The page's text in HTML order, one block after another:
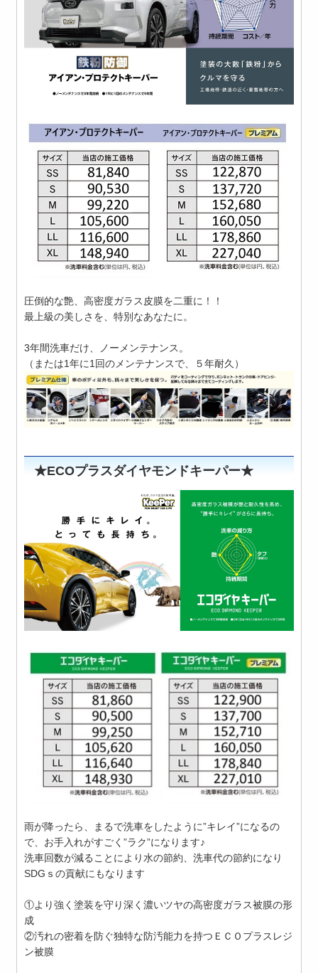
圧倒的な艶、高密度ガラス皮膜を二重に！！
最上級の美しさを、特別なあなたに。
3年間洗車だけ、ノーメンテナンス。
（または1年に1回のメンテナンスで、５年耐久）
★ECOプラスダイヤモンドキーパー★
雨が降ったら、まるで洗車をしたように”キレイ”になるの
で、お手入れがすごく”ラク”になります♪
洗車回数が減ることにより水の節約、洗車代の節約になり
SDGｓの貢献にもなります
①より強く塗装を守り深く濃いツヤの高密度ガラス被膜の形
成
②汚れの密着を防ぐ独特な防汚能力を持つＥＣＯプラスレジ
ン被膜